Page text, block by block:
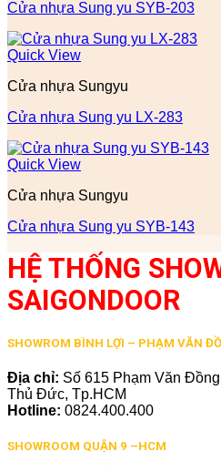
Cửa nhựa Sung yu SYB-203
Quick View
Cửa nhựa Sungyu
Cửa nhựa Sung yu LX-283
Quick View
Cửa nhựa Sungyu
Cửa nhựa Sung yu SYB-143
HỆ THỐNG
SAIGONDOOR
SHOWROM BÌNH LỢI – PHẠM VĂN
Địa chỉ: Số 615 Phạm Văn
Thủ Đức, Tp.HCM
Hotline: 0824.400.400
SHOWROOM QUẬN 9 –HCM